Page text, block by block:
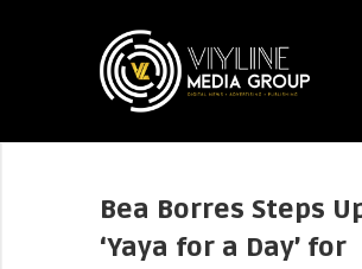
Bea Borres Steps
‘Yaya for a Day’ for